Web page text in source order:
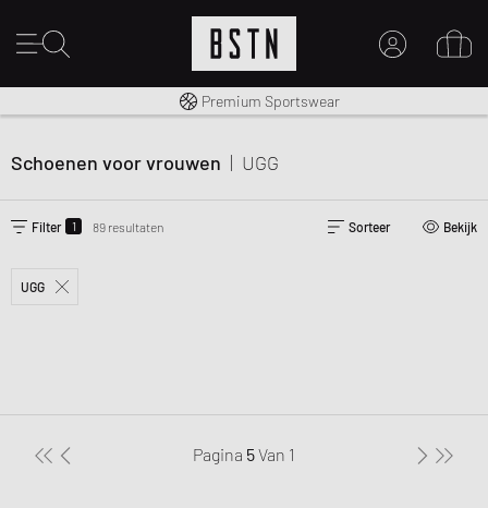
MIJN ACCOUNT
MAAK EEN ACCOUNT AAN
Gratis verzending naar NL vanaf € 100
Premium Sportswear
Schoenen voor vrouwen | UGG
Filter 1 89 resultaten Sorteer Bekijk
UGG
Pagina 5Van 1